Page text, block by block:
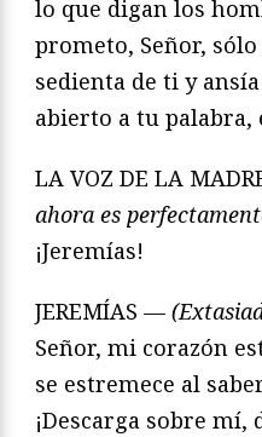
lo que digan los
prometo, Señor,
sedienta de ti y
abierto a tu palabra,
LA VOZ DE LA
ahora es
¡Jeremías!
JEREMÍAS —
Señor, mi corazón
se estremece al
¡Descarga sobre